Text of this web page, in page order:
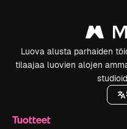
Luova alusta parhaiden
tilaajaa luovien alojen
Tuotteet